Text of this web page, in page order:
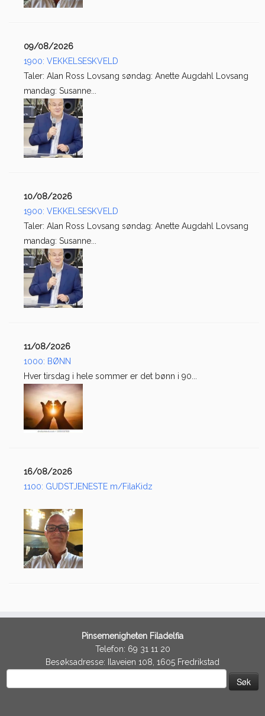
09/08/2026
1900: VEKKELSESKVELD
Taler: Alan Ross Lovsang søndag: Anette Augdahl Lovsang
mandag: Susanne...
10/08/2026
1900: VEKKELSESKVELD
Taler: Alan Ross Lovsang søndag: Anette Augdahl Lovsang
mandag: Susanne...
11/08/2026
1000: BØNN
Hver tirsdag i hele sommer er det bønn i 90...
16/08/2026
1100: GUDSTJENESTE m/FilaKidz
Pinsemenigheten Filadelfia
Telefon: 69 31 11 20
Besøksadresse: Ilaveien 108, 1605 Fredrikstad
etter: